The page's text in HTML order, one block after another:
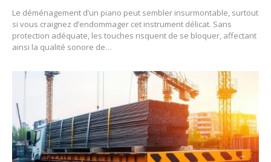
Le déménagement d’un piano peut sembler insurmontable, surtout
si vous craignez d’endommager cet instrument délicat. Sans
protection adéquate, les touches risquent de se bloquer, affectant
ainsi la qualité sonore de…